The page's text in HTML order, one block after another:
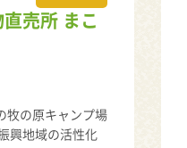
売所 まこ
牧の原キャンプ場
興地域の活性化